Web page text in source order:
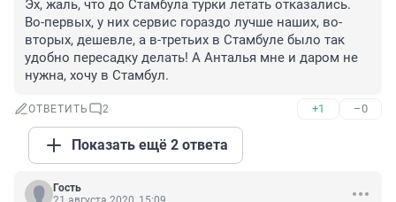
Эх, жаль, что до Стамбула турки летать отказались.
Во-первых, у них сервис гораздо лучше наших, во-
вторых, дешевле, а в-третьих в Стамбуле было так
удобно пересадку делать! А Анталья мне и даром не
нужна, хочу в Стамбул.
ОТВЕТИТЬ 2 +1 –0
Показать ещё 2 ответа
Гость